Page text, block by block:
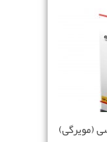
(مویرگی)